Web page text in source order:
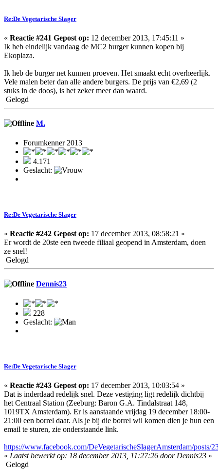
Re:De Vegetarische Slager
« Reactie #241 Gepost op: 12 december 2013, 17:45:11 »
Ik heb eindelijk vandaag de MC2 burger kunnen kopen bij
Ekoplaza.
Ik heb de burger net kunnen proeven. Het smaakt echt overheerlijk.
Vele malen beter dan alle andere burgers. De prijs van €2,69 (2
stuks in de doos), is het zeker meer dan waard.
Gelogd
M.
Forumkenner 2013
4.171
Geslacht:
Re:De Vegetarische Slager
« Reactie #242 Gepost op: 17 december 2013, 08:58:21 »
Er wordt de 20ste een tweede filiaal geopend in Amsterdam, doen
ze snel!
Gelogd
Dennis23
228
Geslacht:
Re:De Vegetarische Slager
« Reactie #243 Gepost op: 17 december 2013, 10:03:54 »
Dat is inderdaad redelijk snel. Deze vestiging ligt redelijk dichtbij
het Centraal Station (Zeeburg: Baron G.A. Tindalstraat 148,
1019TX Amsterdam). Er is aanstaande vrijdag 19 december 18:00-
21:00 een borrel daar. Als je bij die borrel wil komen dien je hun een
email te sturen, zie onderstaande link.
https://www.facebook.com/DeVegetarischeSlagerAmsterdam/posts/
« Laatst bewerkt op: 18 december 2013, 11:27:26 door Dennis23 »
Gelogd